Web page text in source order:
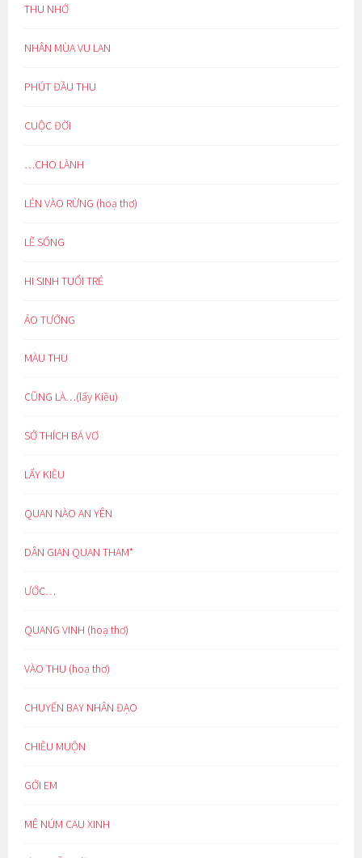
THU NHỚ
NHÂN MÙA VU LAN
PHÚT ĐẦU THU
CUỘC ĐỜI
…CHO LÀNH
LẺN VÀO RỪNG (hoạ thơ)
LẼ SỐNG
HI SINH TUỔI TRẺ
ẢO TƯỞNG
MÀU THU
CŨNG LÀ…(lẩy Kiều)
SỞ THÍCH BÁ VƠ
LẨY KIỀU
QUAN NÀO AN YÊN
DÂN GIAN QUAN THAM*
ƯỚC…
QUANG VINH (hoạ thơ)
VÀO THU (hoạ thơ)
CHUYẾN BAY NHÂN ĐẠO
CHIỀU MUỘN
GỞI EM
MÊ NÚM CAU XINH